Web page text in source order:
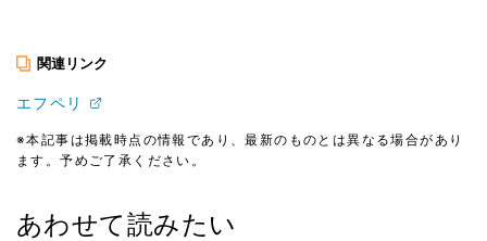
関連リンク
エフペリ
※本記事は掲載時点の情報であり、最新のものとは異なる場合があり
ます。予めご了承ください。
あわせて読みたい